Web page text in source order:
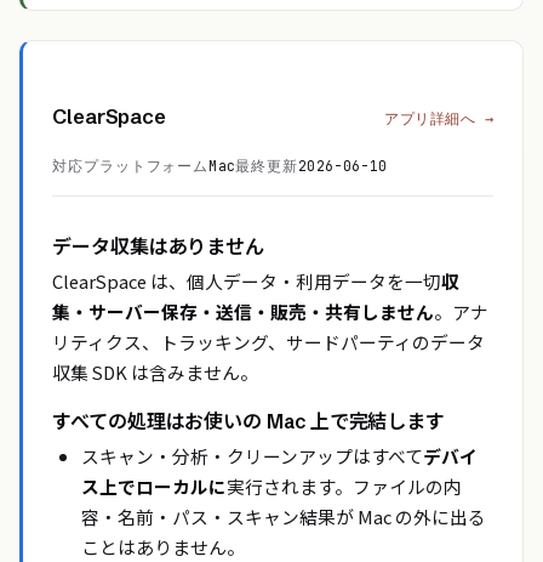
ClearSpace アプリ詳細へ →
対応プラットフォームMac最終更新2026-06-10
データ収集はありません
ClearSpace は、個人データ・利用データを一切収
集・サーバー保存・送信・販売・共有しません。アナ
リティクス、トラッキング、サードパーティのデータ
収集 SDK は含みません。
すべての処理はお使いの Mac 上で完結します
スキャン・分析・クリーンアップはすべてデバイ
ス上でローカルに実行されます。ファイルの内
容・名前・パス・スキャン結果が Mac の外に出る
ことはありません。